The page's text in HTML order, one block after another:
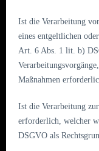
Ist die Verarbeitung
eines entgeltlichen
Art. 6 Abs. 1 lit. b)
Maßnahmen
Ist die Verarbeitung
erforderlich, welcher
DSGVO als